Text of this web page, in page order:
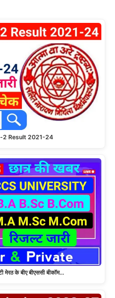
2 Result 2021-24
मेरठ के बीए बीएससी बीकॉम…